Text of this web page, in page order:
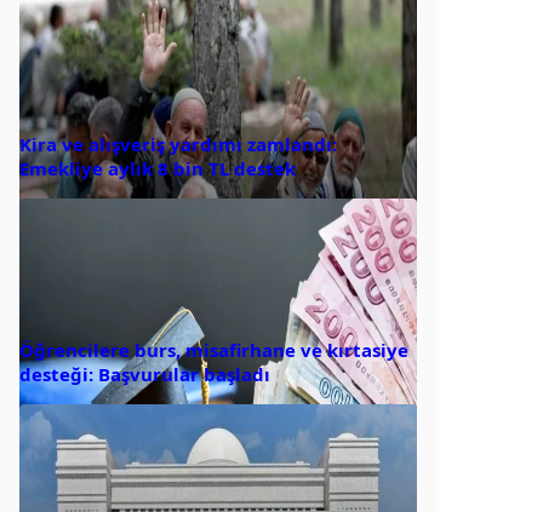
Kira ve alışveriş yardımı zamlandı:
Emekliye aylık 8 bin TL destek
Öğrencilere burs, misafirhane ve kırtasiye
desteği: Başvurular başladı